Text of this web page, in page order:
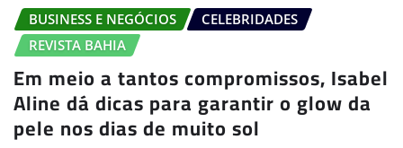
BUSINESS E NEGÓCIOS
CELEBRIDADES
REVISTA BAHIA
Em meio a tantos compromissos, Isabel
Aline dá dicas para garantir o glow da
pele nos dias de muito sol